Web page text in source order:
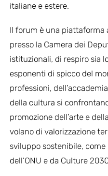
italiane e estere.
Il forum è una piattaforma
presso la Camera dei
istituzionali, di respiro sia
esponenti di spicco del
professioni,
della cultura si
promozione dell’arte e
volano di valorizzazione
sviluppo sostenibile,
dell’ONU e da Culture